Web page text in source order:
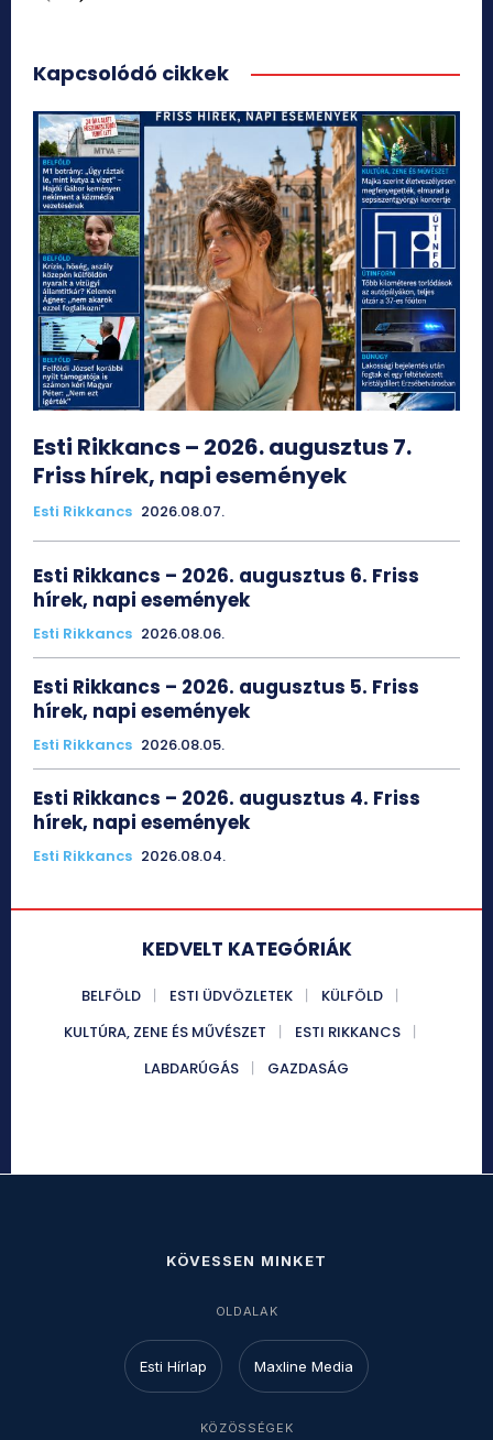
Kapcsolódó cikkek
Esti Rikkancs – 2026. augusztus 7.
Friss hírek, napi események
Esti Rikkancs 2026.08.07.
Esti Rikkancs – 2026. augusztus 6. Friss
hírek, napi események
Esti Rikkancs 2026.08.06.
Esti Rikkancs – 2026. augusztus 5. Friss
hírek, napi események
Esti Rikkancs 2026.08.05.
Esti Rikkancs – 2026. augusztus 4. Friss
hírek, napi események
Esti Rikkancs 2026.08.04.
KEDVELT KATEGÓRIÁK
BELFÖLD ESTI ÜDVÖZLETEK
KÜLFÖLD
KULTÚRA, ZENE ÉS MŰVÉSZET
ESTI RIKKANCS
LABDARÚGÁS
GAZDASÁG
KÖVESSEN MINKET
OLDALAK
Esti Hírlap Maxline Media
KÖZÖSSÉGEK